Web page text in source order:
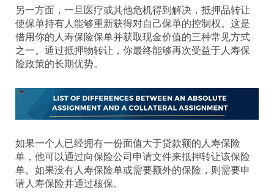
另一方面，一旦医疗或其他危机得到解决，抵押品转让
使保单持有人能够重新获得对自己保单的控制权。这是
借用你的人寿保险保单并获取现金价值的三种常见方式
之一。通过抵押物转让，你最终能够再次受益于人寿保
险政策的长期优势。
如果一个人已经拥有一份面值大于贷款额的人寿保险
单，他可以通过向保险公司申请文件来抵押转让该保险
单。如果没有人寿保险单或需要额外的保险，则需要申
请人寿保险并通过核保。